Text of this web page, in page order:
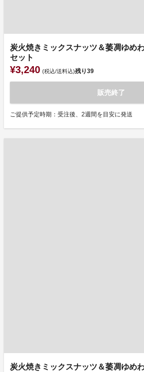
炭火焼きミックスナッツ＆萎凋ゆめ
セット
¥3,240 (税込/送料込)残り39
販売終了
ご提供予定時期：受注後、2週間を目安に発送
炭火焼きミックスナッツ＆萎凋ゆめ